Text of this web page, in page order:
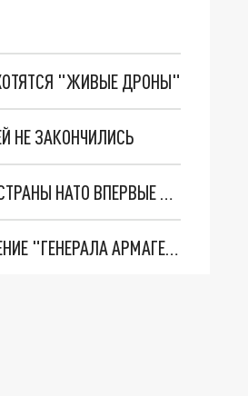
"ЖИВЫЕ ДРОНЫ"
НЕ ЗАКОНЧИЛИСЬ
"ОЧЕНЬ ПЛОХИЕ НОВОСТИ": БОЛЬШАЯ ОШИБКА PALANTIR В РОССИИ. СТРАНЫ НАТО ВПЕРВЫЕ ЗА СВО ОСТАНОВИЛИ ПОСТАВКИ ОРУЖИЯ. ВСУ ТЕРЯЮТ ПРИГРАНИЧЬЕ?
ТРИ ГЛАВНЫХ ИНСАЙДА ОБ СВО. ОТМЕНА МОБИЛИЗАЦИИ И ВОЗВРАЩЕНИЕ "ГЕНЕРАЛА АРМАГЕДДОНА"? ОТЛИЧНЫЕ НОВОСТИ, КОТОРЫЕ ЖДАЛИ ВСЕ